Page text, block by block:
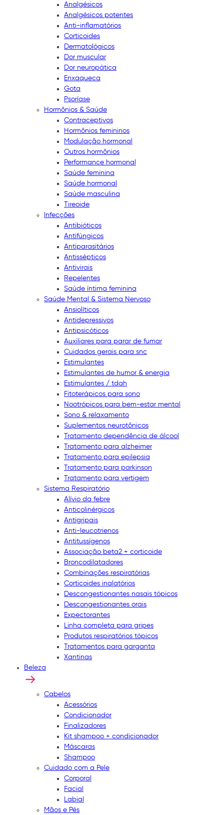
Analgésicos
Analgésicos potentes
Anti-inflamatórios
Corticoides
Dermatológicos
Dor muscular
Dor neuropática
Enxaqueca
Gota
Psoríase
Hormônios & Saúde
Contraceptivos
Hormônios femininos
Modulação hormonal
Outros hormônios
Performance hormonal
Saúde feminina
Saúde hormonal
Saúde masculina
Tireoide
Infecções
Antibióticos
Antifúngicos
Antiparasitários
Antissépticos
Antivirais
Repelentes
Saúde íntima feminina
Saúde Mental & Sistema Nervoso
Ansiolíticos
Antidepressivos
Antipsicóticos
Auxiliares para parar de fumar
Cuidados gerais para snc
Estimulantes
Estimulantes de humor & energia
Estimulantes / tdah
Fitoterápicos para sono
Nootrópicos para bem-estar mental
Sono & relaxamento
Suplementos neurotônicos
Tratamento dependência de álcool
Tratamento para alzheimer
Tratamento para epilepsia
Tratamento para parkinson
Tratamento para vertigem
Sistema Respiratório
Alívio da febre
Anticolinérgicos
Antigripais
Anti-leucotrienos
Antitussígenos
Associação beta2 + corticoide
Broncodilatadores
Combinações respiratórias
Corticoides inalatórios
Descongestionantes nasais tópicos
Descongestionantes orais
Expectorantes
Linha completa para gripes
Produtos respiratórios tópicos
Tratamentos para garganta
Xantinas
Beleza
Cabelos
Acessórios
Condicionador
Finalizadores
Kit shampoo + condicionador
Máscaras
Shampoo
Cuidado com a Pele
Corporal
Facial
Labial
Mãos e Pés